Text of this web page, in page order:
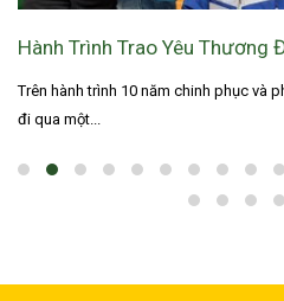
Hành Trình Trao Yêu Thương
Trên hành trình 10 năm chinh phục và
đi qua một...